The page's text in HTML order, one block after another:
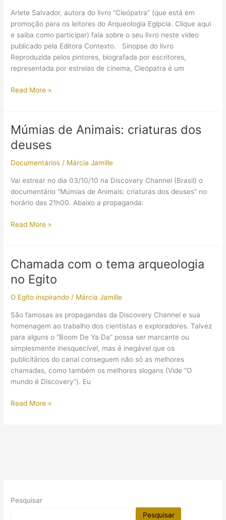
Arlete Salvador, autora do livro “Cleópatra” (que está em
promoção para os leitores do Arqueologia Egípcia. Clique aqui
e saiba como participar) fala sobre o seu livro neste vídeo
publicado pela Editora Contexto. Sinopse do livro
Reproduzida pelos pintores, biografada por escritores,
representada por estrelas de cinema, Cleópatra é um
[Vídeo]
Read More »
Múmias de Animais: criaturas dos
deuses
Documentários / Márcia Jamille
Vai estrear no dia 03/10/10 na Discovery Channel (Brasil) o
documentário “Múmias de Animais: criaturas dos deuses” no
horário das 21h00. Abaixo a propaganda:
Múmias
dos
deuses
Read More »
Chamada com o tema arqueologia
no Egito
O Egito inspirando / Márcia Jamille
São famosas as propagandas da Discovery Channel e sua
homenagem ao trabalho dos cientistas e exploradores. Talvez
para alguns o “Boom De Ya Da” possa ser marcante ou
simplesmente inesquecível, mas é inegável que os
publicitários do canal conseguem não só as melhores
chamadas, como também os melhores slogans (Vide “O
mundo é Discovery”). Eu
Chamada
Read More »
Pesquisar
Pesquisar